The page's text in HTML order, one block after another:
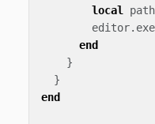
local
path
editor.
end
}
}
end